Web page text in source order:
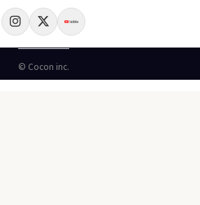
© Cocon inc.